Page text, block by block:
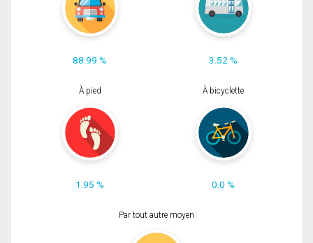
88.99 % 3.52 %
À pied
1.95 %
À bicyclette
0.0 %
Par tout autre moyen